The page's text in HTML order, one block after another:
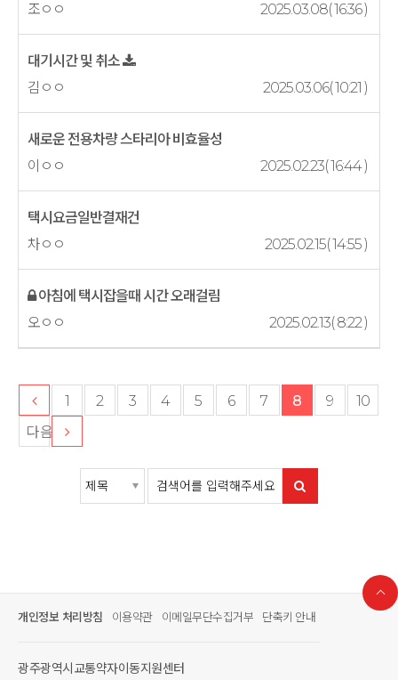
조ㅇㅇ
2025.03.08( 16:36 )
대기시간 및 취소
김ㅇㅇ
2025.03.06( 10:21 )
새로운 전용차량 스타리아 비효율성
이ㅇㅇ
2025.02.23( 16:44 )
택시요금일반결재건
차ㅇㅇ
2025.02.15( 14:55 )
아침에 택시잡을때 시간 오래걸림
오ㅇㅇ
2025.02.13( 8:22 )
1 2 3 4 5 6 7 8 9
10
다음
개인정보 처리방침 이용약관 이메일무단수집거부 단축키 안내
광주광역시교통약자이동지원센터